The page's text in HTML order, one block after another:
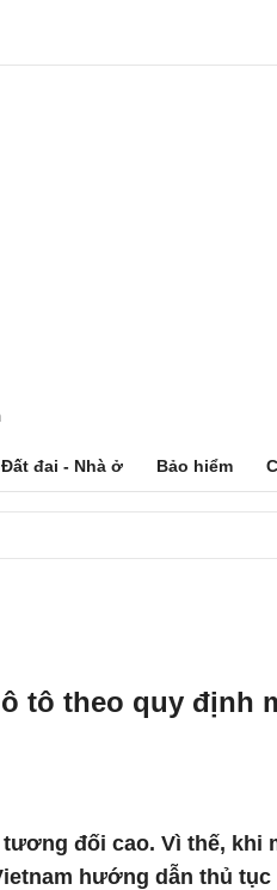
Đất đai - Nhà ở Bảo hiểm
tô theo quy định
đối cao. Vì thế, khi
hướng dẫn thủ